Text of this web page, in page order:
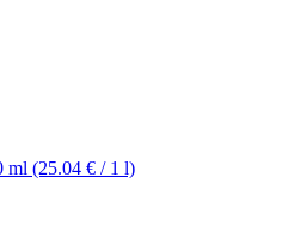
ml (25.04 € / 1 l)